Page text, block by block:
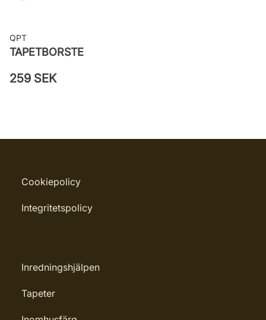
QPT
TAPETBORSTE
259 SEK
Cookiepolicy
Integritetspolicy
Inredningshjälpen
Tapeter